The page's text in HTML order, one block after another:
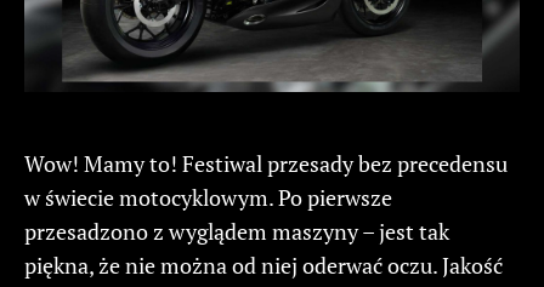
Wow! Mamy to! Festiwal przesady bez precedensu
w świecie motocyklowym. Po pierwsze
przesadzono z wyglądem maszyny – jest tak
piękna, że nie można od niej oderwać oczu. Jakość